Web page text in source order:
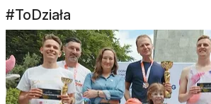
#ToDziała